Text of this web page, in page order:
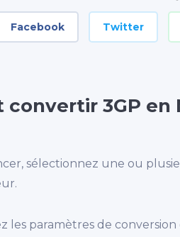
Facebook Twitter
convertir 3GP en
sélectionnez une ou
les paramètres de